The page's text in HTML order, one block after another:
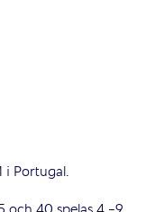
i Portugal.